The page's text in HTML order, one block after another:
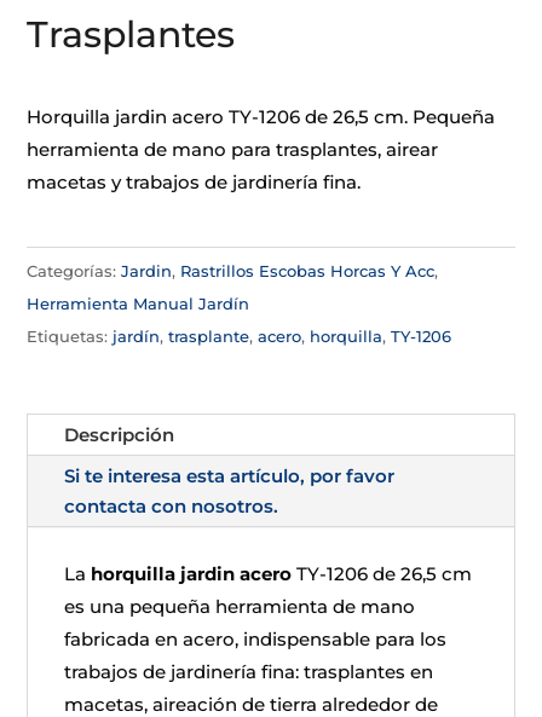
Trasplantes
Horquilla jardin acero TY-1206 de 26,5 cm. Pequeña
herramienta de mano para trasplantes, airear
macetas y trabajos de jardinería fina.
Categorías:Jardin, Rastrillos Escobas Horcas Y Acc,
Herramienta Manual Jardín
Etiquetas: jardín,trasplante,acero, horquilla,TY-1206
Descripción
Si te interesa esta artículo, por favor
contacta con nosotros.
La horquilla jardin acero TY-1206 de 26,5 cm
es una pequeña herramienta de mano
fabricada en acero, indispensable para los
trabajos de jardinería fina: trasplantes en
macetas, aireación de tierra alrededor de